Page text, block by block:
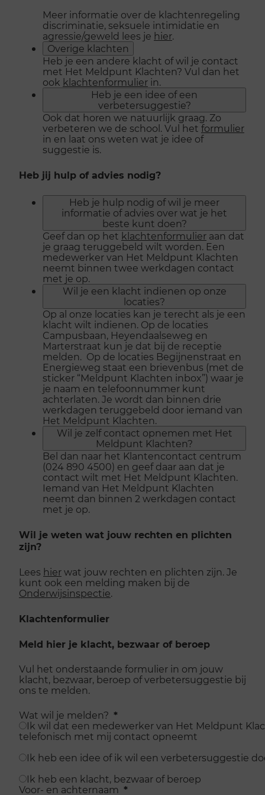
Meer informatie over de klachtenregeling
discriminatie, seksuele intimidatie en
agressie/geweld lees je hier.
Overige klachten
Heb je een andere klacht of wil je contact
met Het Meldpunt Klachten? Vul dan het
ook klachtenformulier in.
Heb je een idee of een
verbetersuggestie?
Ook dat horen we natuurlijk graag. Zo
verbeteren we de school. Vul het formulier
in en laat ons weten wat je idee of
suggestie is.
Heb jij hulp of advies nodig?
Heb je hulp nodig of wil je meer
informatie of advies over wat je het
beste kunt doen?
Geef dan op het klachtenformulier aan dat
je graag teruggebeld wilt worden. Een
medewerker van Het Meldpunt Klachten
neemt binnen twee werkdagen contact
met je op.
Wil je een klacht indienen op onze
locaties?
Op al onze locaties kan je terecht als je een
klacht wilt indienen. Op de locaties
Campusbaan, Heyendaalseweg en
Marterstraat kun je dat bij de receptie
melden. Op de locaties Begijnenstraat en
Energieweg staat een brievenbus (met de
sticker “Meldpunt Klachten inbox”) waar je
je naam en telefoonnummer kunt
achterlaten. Je wordt dan binnen drie
werkdagen teruggebeld door iemand van
Het Meldpunt Klachten.
Wil je zelf contact opnemen met Het
Meldpunt Klachten?
Bel dan naar het Klantencontact centrum
(024 890 4500) en geef daar aan dat je
contact wilt met Het Meldpunt Klachten.
Iemand van Het Meldpunt Klachten
neemt dan binnen 2 werkdagen contact
met je op.
Wil je weten wat jouw rechten en plichten
zijn?
Lees hierwat jouw rechten en plichten zijn. Je
kunt ook een melding maken bij de
Onderwijsinspectie.
Klachtenformulier
Meld hier je klacht, bezwaar of beroep
Vul het onderstaande formulier in om jouw
klacht, bezwaar, beroep of verbetersuggestie bij
ons te melden.
Wat wil je melden? *
Ik wil dat een medewerker van Het Meldpunt
telefonisch met mij contact opneemt
Ik heb een idee of ik wil een verbetersuggestie
Ik heb een klacht, bezwaar of beroep
Voor- en achternaam *